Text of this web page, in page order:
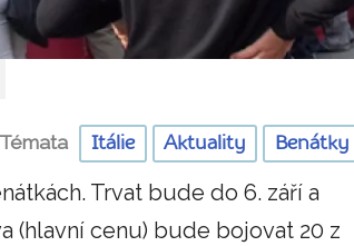
Témata Itálie Aktuality Benátky
Trvat bude do 6. září a
(hlavní cenu) bude bojovat 20 z